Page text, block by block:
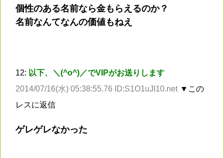
個性のある名前なら金もらえるのか？
名前なんてなんの価値もねえ
12: 以下、＼(^o^)／でVIPがお送りします
2014/07/16(水) 05:38:55.76 ID:S1O1uJI10.net ▼この
レスに返信
ゲレゲレなかった